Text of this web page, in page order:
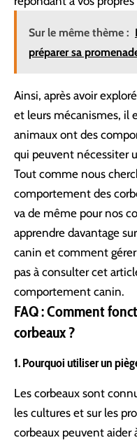
Sur le même thème :
préparer sa
Ainsi, après avoir
et leurs mécanismes, il
animaux ont des
qui peuvent nécessiter
Tout comme nous
comportement des
va de même pour nos
apprendre davantage
canin et comment
pas à consulter cet
comportement canin.
FAQ : Comment
corbeaux ?
1. Pourquoi utiliser un
Les corbeaux sont
les cultures et sur les
corbeaux peuvent